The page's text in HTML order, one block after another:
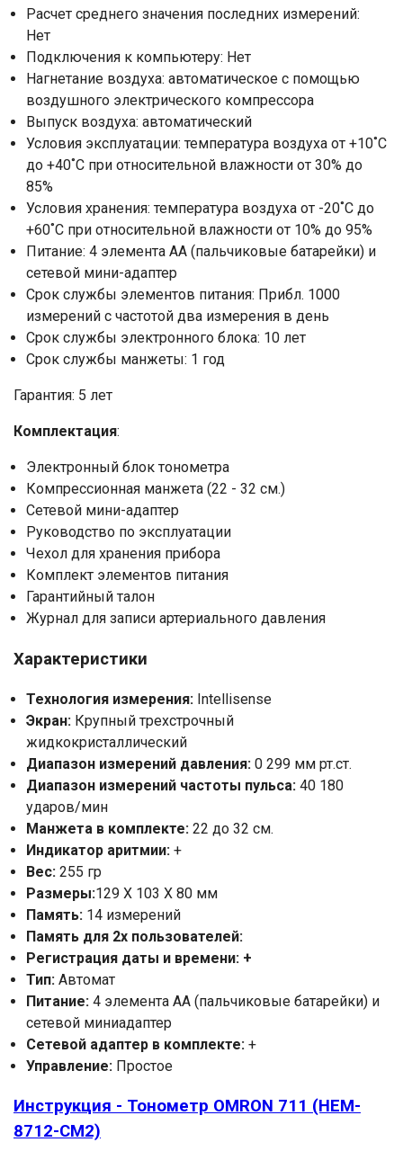
Расчет среднего значения последних измерений:
Нет
Подключения к компьютеру: Нет
Нагнетание воздуха: автоматическое с помощью
воздушного электрического компрессора
Выпуск воздуха: автоматический
Условия эксплуатации: температура воздуха от +10˚C
до +40˚C при относительной влажности от 30% до
85%
Условия хранения: температура воздуха от -20˚C до
+60˚C при относительной влажности от 10% до 95%
Питание: 4 элемента AA (пальчиковые батарейки) и
сетевой мини-адаптер
Срок службы элементов питания: Прибл. 1000
измерений с частотой два измерения в день
Срок службы электронного блока: 10 лет
Срок службы манжеты: 1 год
Гарантия: 5 лет
Комплектация:
Электронный блок тонометра
Компрессионная манжета (22 - 32 см.)
Сетевой мини-адаптер
Руководство по эксплуатации
Чехол для хранения прибора
Комплект элементов питания
Гарантийный талон
Журнал для записи артериального давления
Характеристики
Технология измерения: Intellisense
Экран: Крупный трехстрочный
жидкокристаллический
Диапазон измерений давления: 0 299 мм рт.ст.
Диапазон измерений частоты пульса: 40 180
ударов/мин
Манжета в комплекте: 22 до 32 см.
Индикатор аритмии: +
Вес: 255 гр
Размеры:129 X 103 X 80 мм
Память: 14 измерений
Память для 2х пользователей:
Регистрация даты и времени: +
Тип: Автомат
Питание: 4 элемента AA (пальчиковые батарейки) и
сетевой миниадаптер
Сетевой адаптер в комплекте: +
Управление: Простое
Инструкция - Тонометр OMRON 711 (HEM-
8712-СМ2)
Ваше имя
Отправить
Нажимая на кнопку "Отправить" вы
соглашаетесь на обработку
персональных данных